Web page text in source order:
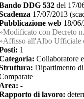
DDG 532 del 17/
17/07/2013
web 18/
Modificato con Decreto n.
Affisso all'Albo Ufficiale
1
Collaboratore
Dipartimento
-
di lavoro: